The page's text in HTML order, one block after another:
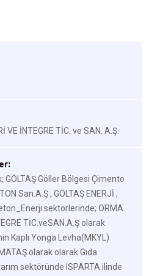
VE İNTEGRE TİC. ve SAN. A.Ş.
GÖLTAŞ Göller Bölgesi Çimento
San.A.Ş , GÖLTAŞ ENERJİ ,
sektörlerinde; ORMA
TİC.veSAN.A.Ş olarak
Kaplı Yonga Levha(MKYL)
olarak olarak Gıda
sektöründe ISPARTA ilinde